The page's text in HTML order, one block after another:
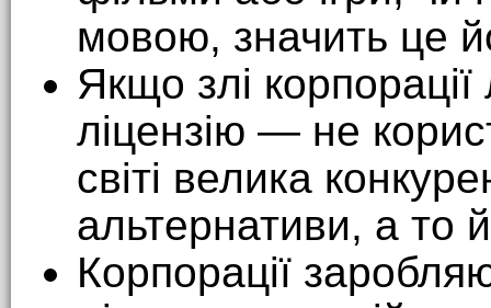
мовою, значить це
Якщо злі
ліцензію — не
світі велика
альтернативи, а то
Корпорації